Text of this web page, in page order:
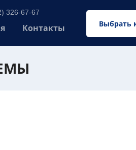
Выбрать
326-67-67
Контакты